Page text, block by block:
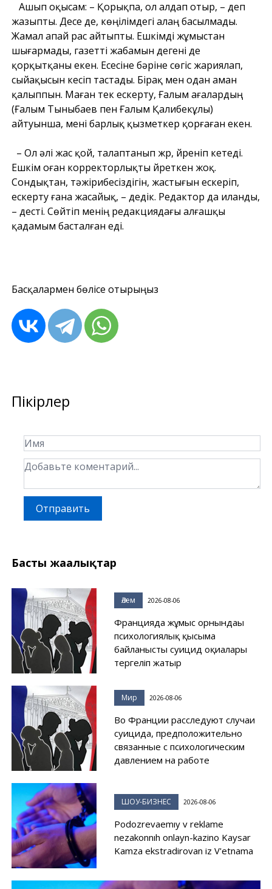
Ашып оқысам: – Қорықпа, ол алдап отыр, – деп
жазыпты. Десе де, көңілімдегі алаң басылмады.
Жамал апай рас айтыпты. Ешкімді жұмыстан
шығармады, газетті жабамын дегені де
қорқытқаны екен. Есесіне бәріне сөгіс жариялап,
сыйақысын кесіп тастады. Бірақ мен одан аман
қалыппын. Маған тек ескерту, Ғалым ағалардың
(Ғалым Тыныбаев пен Ғалым Қалибекұлы)
айтуынша, мені барлық қызметкер қорғаған екен.
– Ол әлі жас қой, талаптанып жүр, үйреніп кетеді.
Ешкім оған корректорлықты үйреткен жоқ.
Сондықтан, тәжірибесіздігін, жастығын ескеріп,
ескерту ғана жасайық, – дедік. Редактор да иланды,
– десті. Сөйтіп менің редакциядағы алғашқы
қадамым басталған еді.
Басқалармен бөлісе отырыңыз
Пікірлер
Отправить
Басты жаңалықтар
Әлем 2026-08-06
Францияда жұмыс орнындағы
психологиялық қысымға
байланысты суицид оқиғалары
тергеліп жатыр
Мир 2026-08-06
Во Франции расследуют случаи
суицида, предположительно
связанные с психологическим
давлением на работе
ШОУ-БИЗНЕС 2026-08-06
Podozrevaemıy v reklame
nezakonnıh onlayn-kazino Kaysar
Kamza ekstradirovan iz V'etnama